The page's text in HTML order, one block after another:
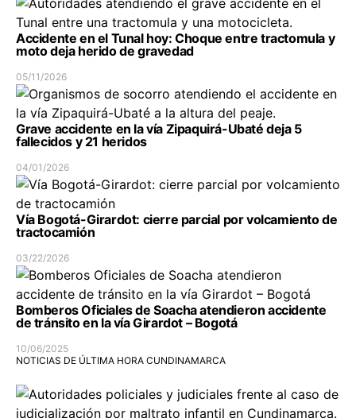
Accidente en el Tunal hoy: Choque entre tractomula y
moto deja herido de gravedad
05/11/2026
Grave accidente en la vía Zipaquirá-Ubaté deja 5
fallecidos y 21 heridos
04/01/2026
Vía Bogotá-Girardot: cierre parcial por volcamiento de
tractocamión
03/22/2026
Bomberos Oficiales de Soacha atendieron accidente
de tránsito en la vía Girardot – Bogotá
10/06/2025
NOTICIAS DE ÚLTIMA HORA CUNDINAMARCA